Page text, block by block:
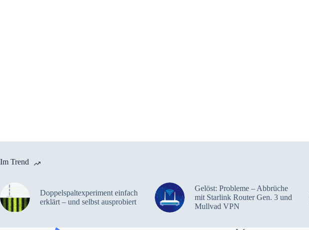
Im Trend
Doppelspaltexperiment einfach
erklärt – und selbst ausprobiert
Gelöst: Probleme – Abbrüche
mit Starlink Router Gen. 3 und
Mullvad VPN